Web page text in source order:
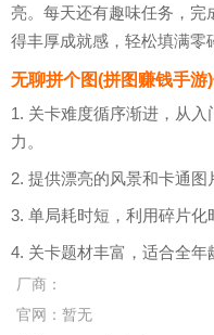
亮。每天还有趣味任务，完
得丰厚成就感，轻松填满零
无聊拼个图(拼图赚钱手游
1. 关卡难度循序渐进，从
力。
2. 提供漂亮的风景和卡通图
3. 单局耗时短，利用碎片化
4. 关卡题材丰富，适合全年
厂商：
官网： 暂无